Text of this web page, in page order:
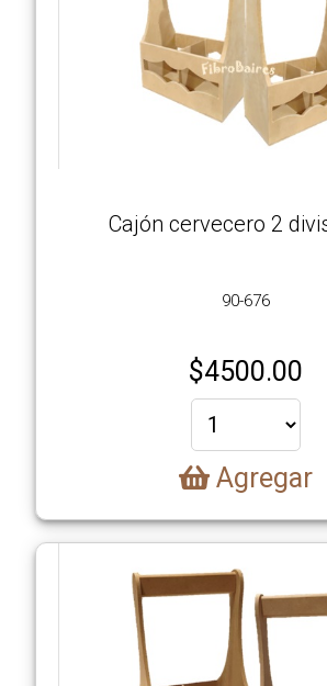
Nosotros
Novedades
Productos
Cajón cervecero 2
90-676
$4500.00
Agregar